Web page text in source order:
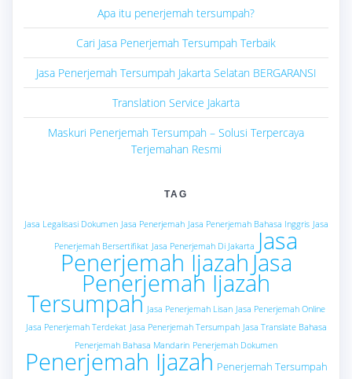
Apa itu penerjemah tersumpah?
Cari Jasa Penerjemah Tersumpah Terbaik
Jasa Penerjemah Tersumpah Jakarta Selatan BERGARANSI
Translation Service Jakarta
Maskuri Penerjemah Tersumpah – Solusi Terpercaya
Terjemahan Resmi
TAG
Jasa Legalisasi Dokumen Jasa Penerjemah Jasa Penerjemah Bahasa Inggris Jasa
Penerjemah Bersertifikat Jasa Penerjemah Di Jakarta Jasa
Penerjemah Ijazah Jasa
Penerjemah Ijazah
Tersumpah Jasa Penerjemah Lisan Jasa Penerjemah Online
Jasa Penerjemah Terdekat Jasa Penerjemah Tersumpah Jasa Translate Bahasa
Penerjemah Bahasa Mandarin Penerjemah Dokumen
Penerjemah Ijazah Penerjemah Tersumpah